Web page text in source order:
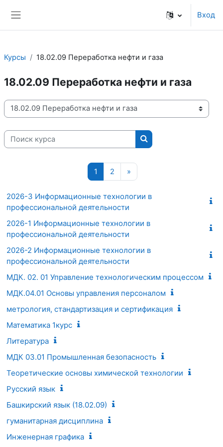
Вход
Курсы 18.02.09 Переработка нефти и газа
18.02.09 Переработка нефти и газа
Категории курсов
Поиск курса
Поиск курса
1 Страница 1
2Страница 2
»Следующая страница
2026-3 Информационные технологии в
профессиональной деятельности
2026-1 Информационные технологии в
профессиональной деятельности
2026-2 Информационные технологии в
профессиональной деятельности
МДК. 02. 01 Управление технологическим процессом
МДК.04.01 Основы управления персоналом
метрология, стандартизация и сертификация
Математика 1курс
Литература
МДК 03.01 Промышленная безопасность
Теоретические основы химической технологии
Русский язык
Башкирский язык (18.02.09)
гуманитарная дисциплина
Инженерная графика